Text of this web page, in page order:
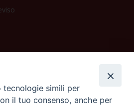
simili per
il tuo consenso, anche per